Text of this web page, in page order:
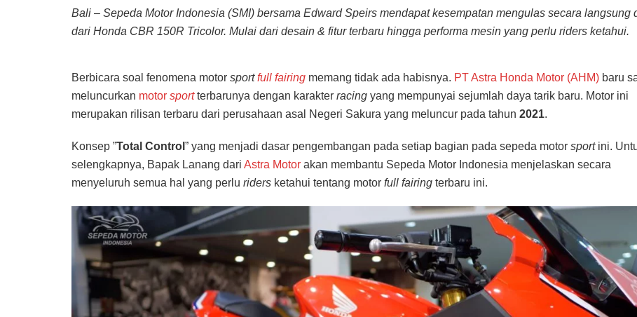
Bali – Sepeda Motor Indonesia (SMI) bersama Edward Speirs mendapat kesempatan mengulas secara langsung
dari Honda CBR 150R Tricolor. Mulai dari desain & fitur terbaru hingga performa mesin yang perlu riders ketahui.
Berbicara soal fenomena motor sportfull fairing memang tidak ada habisnya. PT Astra Honda Motor (AHM) baru
meluncurkan motor sportterbarunya dengan karakter racing yang mempunyai sejumlah daya tarik baru. Motor ini
merupakan rilisan terbaru dari perusahaan asal Negeri Sakura yang meluncur pada tahun 2021.
Konsep ”Total Control ” yang menjadi dasar pengembangan pada setiap bagian pada sepeda motor sportini.
selengkapnya, Bapak Lanang dari Astra Motor akan membantu Sepeda Motor Indonesia menjelaskan secara
menyeluruh semua hal yang perlu riders ketahui tentang motor full fairing terbaru ini.